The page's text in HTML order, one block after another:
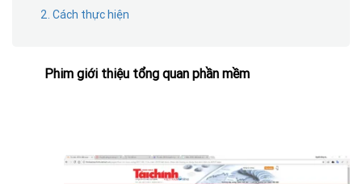
2. Cách thực hiện
Phim giới thiệu tổng quan phần mềm